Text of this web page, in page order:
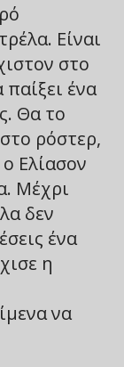
Είναι
στο
ένα
Θα το
ρόστερ,
Ελίασον
Μέχρι
δεν
ένα
η
να